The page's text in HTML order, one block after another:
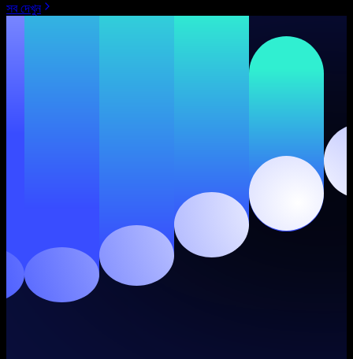
সব দেখুন